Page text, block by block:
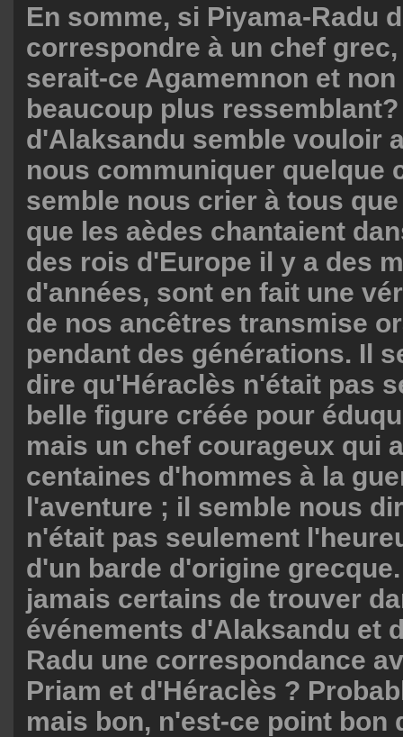
En somme, si Piyama-Radu
correspondre à un chef
serait-ce Agamemnon et
beaucoup plus
d'Alaksandu semble vouloir
nous communiquer quelque
semble nous crier à tous
que les aèdes chantaient
des rois d'Europe il y a des
d'années, sont en fait une
de nos ancêtres transmise
pendant des générations. Il
dire qu'Héraclès n'était pas
belle figure créée pour
mais un chef courageux qui
centaines d'hommes à la
l'aventure ; il semble nous
n'était pas seulement
d'un barde d'origine
jamais certains de trouver
événements d'Alaksandu et
Radu une correspondance
Priam et d'Héraclès ?
mais bon, n'est-ce point bon